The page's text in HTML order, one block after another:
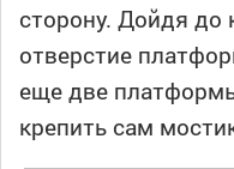
сторону. Дойдя до
отверстие
еще две
крепить сам